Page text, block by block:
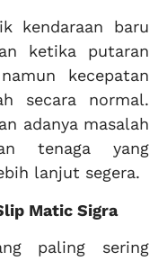
kendaraan baru
ketika putaran
kecepatan
secara normal.
adanya masalah
tenaga yang
lanjut segera.
Matic Sigra
paling sering